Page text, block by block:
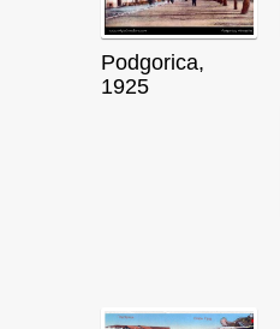
Podgorica,
1925